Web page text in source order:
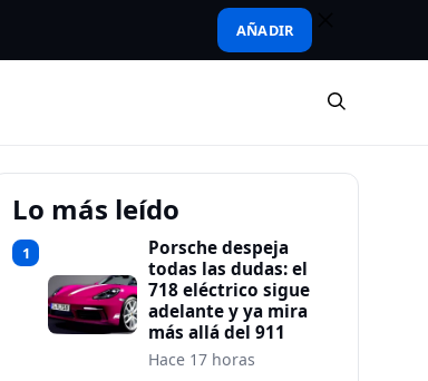
AÑADIR
Lo más leído
1
Porsche despeja
todas las dudas: el
718 eléctrico sigue
adelante y ya mira
más allá del 911
Hace 17 horas